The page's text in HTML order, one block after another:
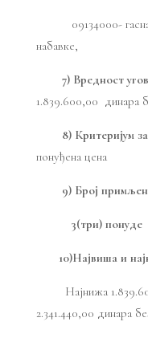
09134000-
набавке,
7) Вредност
1.839.600,00 динара
8) Критеријум
понуђена цена
9) Број
3(три) понуде
10)Највиша и
Најнижа
2.341.440,00 динара